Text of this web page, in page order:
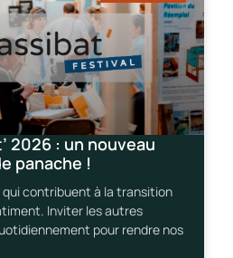
2026 : un nouveau
panache !
qui contribuent à la transition
Inviter les autres
pour rendre nos